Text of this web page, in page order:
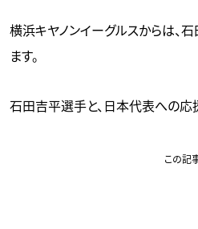
横浜キヤノンイーグルスからは、 石
ます。
石田吉平選手と、日本代表への応
この記